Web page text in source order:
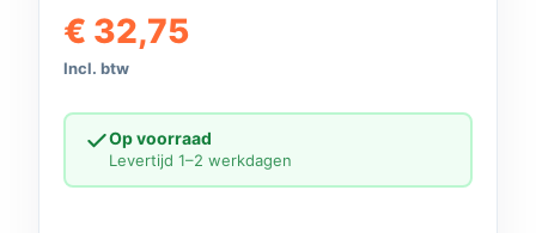
€ 32,75
Incl. btw
Op voorraad
Levertijd 1–2 werkdagen